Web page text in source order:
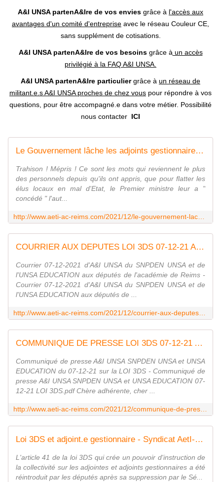
A&I UNSA partenA&Ire de vos envies grâce à l'accès aux
avantages d'un comité d'entreprise avec le réseau Couleur CE,
sans supplément de cotisations.
A&I UNSA partenA&Ire de vos besoinsgrâce à un accès
privilégié à la FAQ A&I UNSA.
A&I UNSA partenA&Ire particuliergrâce à un réseau de
militant.e.s A&I UNSA proches de chez vous pour répondre à vos
questions, pour être accompagné.e dans votre métier. Possibilité
nous contacter ICI
Le Gouvernement lâche les adjoints gestionnaires dans l'arrière-boutique des élections ! - Syndicat AetI-UNSA Académie Reims
Trahison ! Mépris ! Ce sont les mots qui reviennent le plus
des personnels depuis qu'ils ont appris, que pour flatter les
élus locaux en mal d'Etat, le Premier ministre leur a "
concédé " l'aut...
COURRIER AUX DEPUTES LOI 3DS 07-12-21 A&amp;I UNSA / SNPDEN UNSA / UNSA EDUCATION - Syndicat AetI-UNSA Académie Reims
Courrier 07-12-2021 d'A&I UNSA du SNPDEN UNSA et de
l'UNSA EDUCATION aux députés de l'académie de Reims -
Courrier 07-12-2021 d'A&I UNSA du SNPDEN UNSA et de
l'UNSA EDUCATION aux députés de ...
COMMUNIQUE DE PRESSE LOI 3DS 07-12-21 A&amp;I UNSA / SNPDEN UNSA / UNSA EDUCATION - Syndicat AetI-UNSA Académie Reims
Communiqué de presse A&I UNSA SNPDEN UNSA et UNSA
EDUCATION du 07-12-21 sur la LOI 3DS - Communiqué de
presse A&I UNSA SNPDEN UNSA et UNSA EDUCATION 07-
12-21 LOI 3DS.pdf Chère adhérente, cher ...
Loi 3DS et adjoint.e gestionnaire - Syndicat AetI-UNSA Académie Reims
L'article 41 de la loi 3DS qui crée un pouvoir d'instruction de
la collectivité sur les adjointes et adjoints gestionnaires a été
réintroduit par les députés après sa suppression par le Sé...